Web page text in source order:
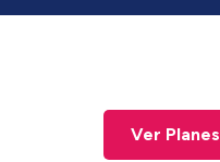
Ver Planes